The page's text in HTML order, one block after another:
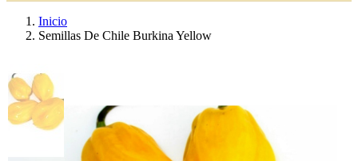
Inicio
Semillas De Chile Burkina Yellow